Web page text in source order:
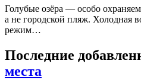
Голубые озёра — особо
а не городской пляж. Холодная
режим…
Последние
места